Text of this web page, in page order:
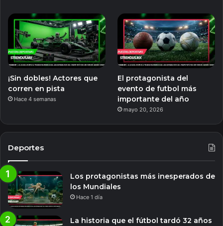
¡Sin dobles! Actores que
corren en pista
Hace 4 semanas
El protagonista del
evento de futbol más
importante del año
mayo 20, 2026
Deportes
Los protagonistas más inesperados de
los Mundiales
Hace 1 día
La historia que el fútbol tardó 32 años